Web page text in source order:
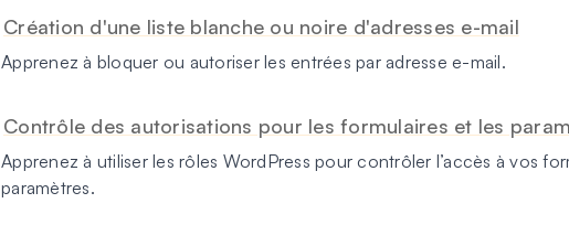
Création d'une liste blanche ou noire d'adresses e-mail
Apprenez à bloquer ou autoriser les entrées par adresse e-mail.
Contrôle des autorisations pour les formulaires et les
Apprenez à utiliser les rôles WordPress pour contrôler l’accès à vos
paramètres.